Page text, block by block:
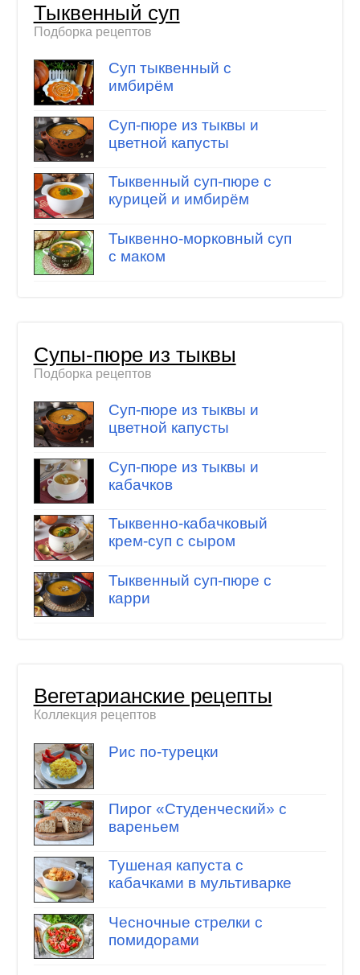
Тыквенный суп
Подборка рецептов
Суп тыквенный с
имбирём
Суп-пюре из тыквы и
цветной капусты
Тыквенный суп-пюре с
курицей и имбирём
Тыквенно-морковный суп
с маком
Супы-пюре из тыквы
Подборка рецептов
Суп-пюре из тыквы и
цветной капусты
Суп-пюре из тыквы и
кабачков
Тыквенно-кабачковый
крем-суп с сыром
Тыквенный суп-пюре с
карри
Вегетарианские рецепты
Коллекция рецептов
Рис по-турецки
Пирог «Студенческий» с
вареньем
Тушеная капуста с
кабачками в мультиварке
Чесночные стрелки с
помидорами